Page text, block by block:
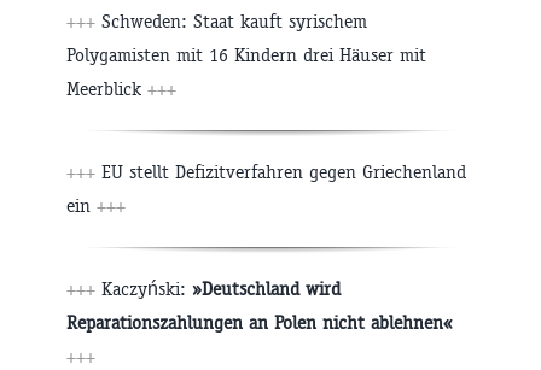
+++ Schweden: Staat kauft syrischem
Polygamisten mit 16 Kindern drei Häuser mit
Meerblick +++
+++ EU stellt Defizitverfahren gegen Griechenland
ein +++
+++ Kaczyński: »Deutschland wird
Reparationszahlungen an Polen nicht ablehnen«
+++